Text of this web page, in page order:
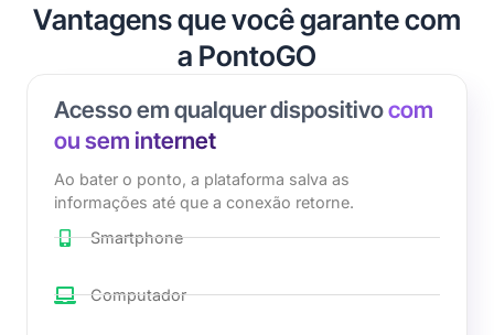
Vantagens que você garante com
a PontoGO
Acesso em qualquer dispositivocom
ou sem internet
Ao bater o ponto, a plataforma salva as
informações até que a conexão retorne.
Smartphone
Computador